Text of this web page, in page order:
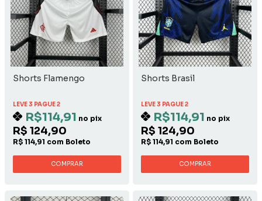
Shorts Flamengo
LEVE 3 PAGUE 2
R$114,91 no pix
R$ 124,90
R$ 114,91 com Boleto
COMPRAR
Shorts Brasil
LEVE 3 PAGUE 2
R$114,91 no pix
R$ 124,90
R$ 114,91 com Boleto
COMPRAR